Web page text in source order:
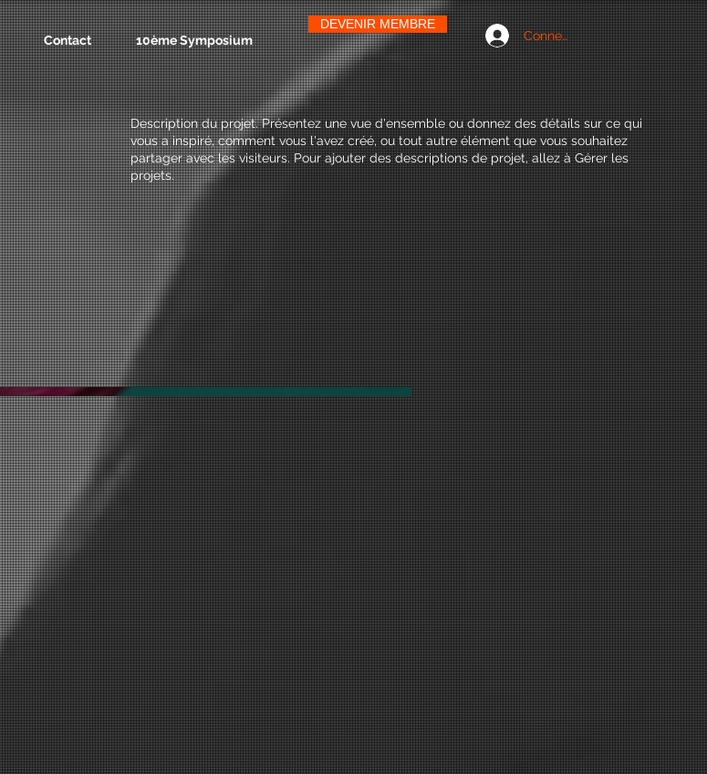
Contact 10ème Symposium
DEVENIR MEMBRE
Connexion
Description du projet. Présentez une vue d'ensemble ou donnez des détails sur ce qui
vous a inspiré, comment vous l'avez créé, ou tout autre élément que vous souhaitez
partager avec les visiteurs. Pour ajouter des descriptions de projet, allez à Gérer les
projets.